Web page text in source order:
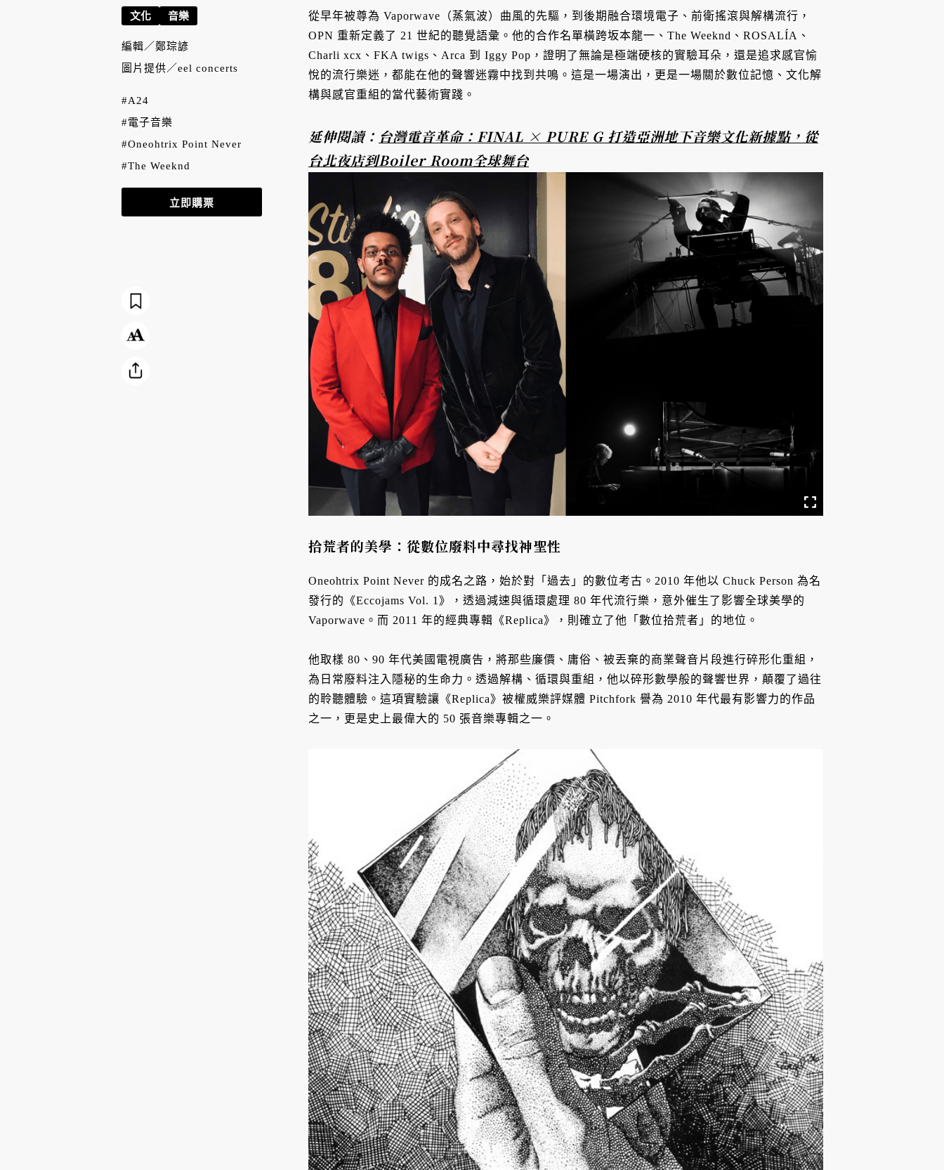
從早年被尊為 Vaporwave（蒸氣波）曲風的先驅，到後期融合環境電子、前衛搖滾與解構流行，
OPN 重新定義了 21 世紀的聽覺語彙。他的合作名單橫跨坂本龍一、The Weeknd、ROSALÍA、
Charli xcx、FKA twigs、Arca 到 Iggy Pop，證明了無論是極端硬核的實驗耳朵，還是追求感官愉
悅的流行樂迷，都能在他的聲響迷霧中找到共鳴。這是一場演出，更是一場關於數位記憶、文化解
構與感官重組的當代藝術實踐。
延伸閱讀： 台灣電音革命：FINAL × PURE G 打造亞洲地下音樂文化新據點，從
台北夜店到Boiler Room全球舞台
拾荒者的美學：從數位廢料中尋找神聖性
Oneohtrix Point Never 的成名之路，始於對「過去」的數位考古。2010 年他以 Chuck Person 為名
發行的《Eccojams Vol. 1》，透過減速與循環處理 80 年代流行樂，意外催生了影響全球美學的
Vaporwave。而 2011 年的經典專輯《Replica》，則確立了他「數位拾荒者」的地位。
他取樣 80、90 年代美國電視廣告，將那些廉價、庸俗、被丟棄的商業聲音片段進行碎形化重組，
為日常廢料注入隱秘的生命力。透過解構、循環與重組，他以碎形數學般的聲響世界，顛覆了過往
的聆聽體驗。這項實驗讓《Replica》被權威樂評媒體 Pitchfork 譽為 2010 年代最有影響力的作品
之一，更是史上最偉大的 50 張音樂專輯之一。
文化 音樂
編輯／鄭琮諺
圖片提供／eel concerts
#A24
#電子音樂
#Oneohtrix Point Never
#The Weeknd
立即購票